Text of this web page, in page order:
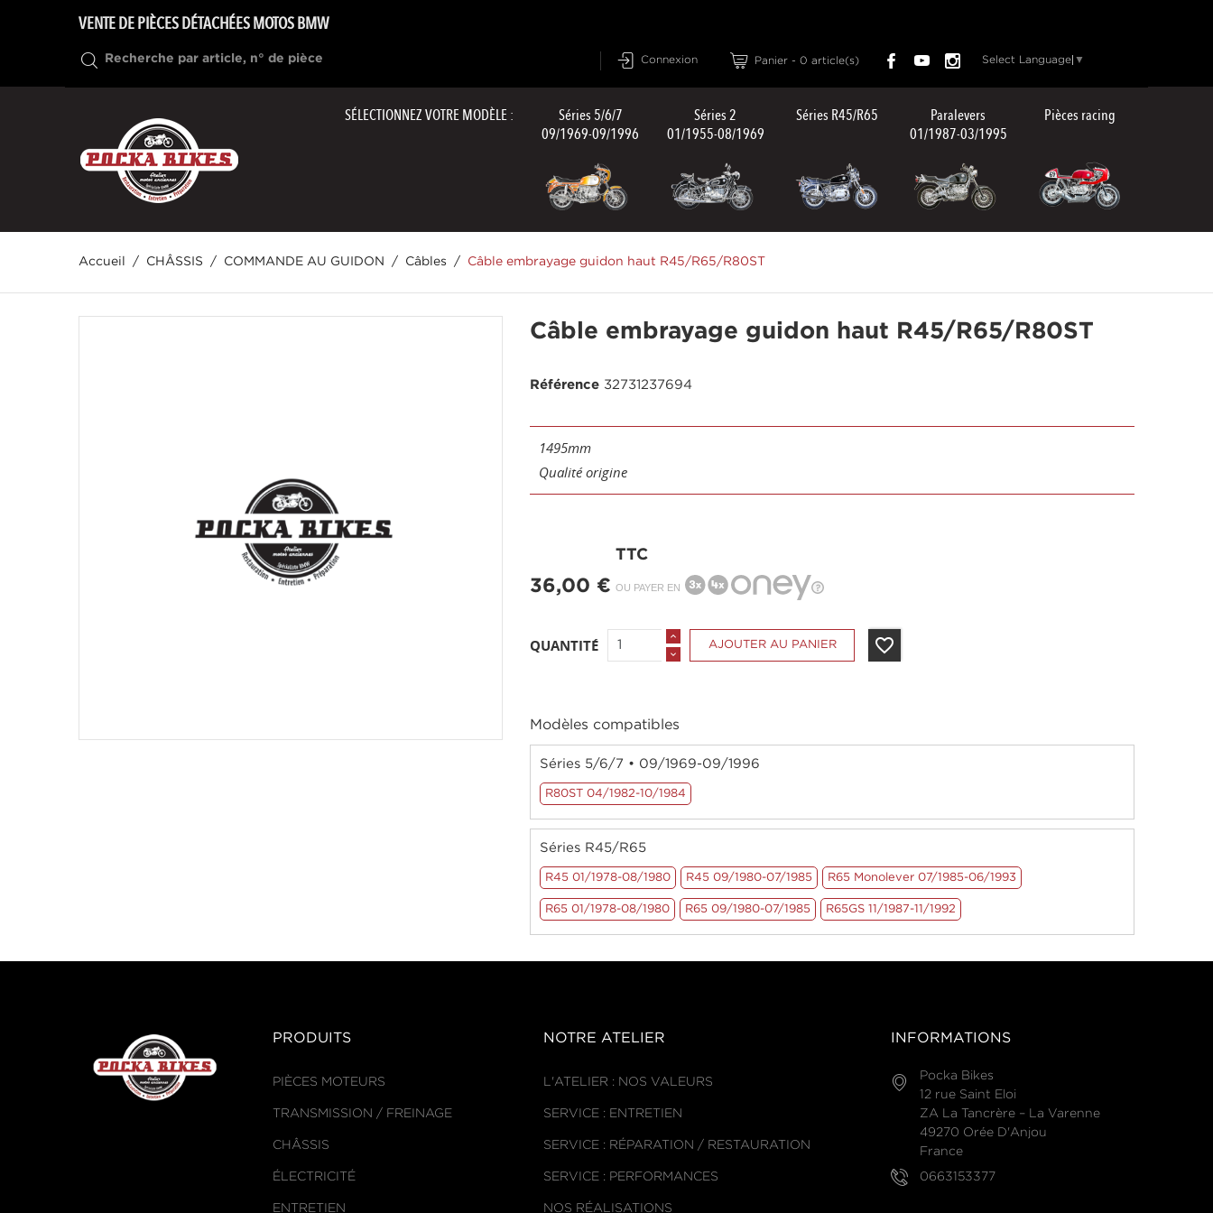
VENTE DE PIÈCES DÉTACHÉES MOTOS BMW
Connexion Panier - 0 article(s) Select Language ▼
SÉLECTIONNEZ VOTRE MODÈLE :
Séries 5/6/7
09/1969-09/1996
Séries 2
01/1955-08/1969
Séries R45/R65
Paralevers
01/1987-03/1995
Pièces racing
Accueil CHÂSSIS COMMANDE AU GUIDON Câbles Câble embrayage guidon haut R45/R65/R80ST
Câble embrayage guidon haut R45/R65/R80ST
Référence 32731237694
1495mm
Qualité origine
36,00 €
TTC
OU PAYER EN
QUANTITÉ AJOUTER AU PANIER favorite_border
Modèles compatibles
Séries 5/6/7 • 09/1969-09/1996
R80ST 04/1982-10/1984
Séries R45/R65
R45 01/1978-08/1980 R45 09/1980-07/1985 R65 Monolever 07/1985-06/1993
R65 01/1978-08/1980 R65 09/1980-07/1985 R65GS 11/1987-11/1992
PRODUITS
PIÈCES MOTEURS
TRANSMISSION / FREINAGE
CHÂSSIS
ÉLECTRICITÉ
ENTRETIEN
NOTRE ATELIER
L'ATELIER : NOS VALEURS
SERVICE : ENTRETIEN
SERVICE : RÉPARATION / RESTAURATION
SERVICE : PERFORMANCES
NOS RÉALISATIONS
INFORMATIONS
Pocka Bikes
12 rue Saint Eloi
ZA La Tancrère – La Varenne
49270 Orée D'Anjou
France
0663153377